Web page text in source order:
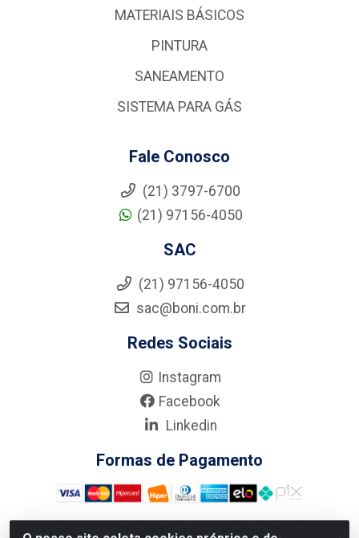
MATERIAIS BÁSICOS
PINTURA
SANEAMENTO
SISTEMA PARA GÁS
Fale Conosco
(21) 3797-6700
(21) 97156-4050
SAC
(21) 97156-4050
sac@boni.com.br
Redes Sociais
Instagram
Facebook
Linkedin
Formas de Pagamento